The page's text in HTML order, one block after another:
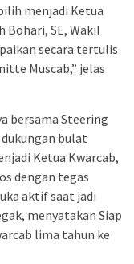
menjadi Ketua
Bohari, SE, Wakil
secara tertulis
Muscab,” jelas
bersama Steering
bulat
Ketua Kwarcab,
dengan tegas
aktif saat jadi
menyatakan Siap
lima tahun ke